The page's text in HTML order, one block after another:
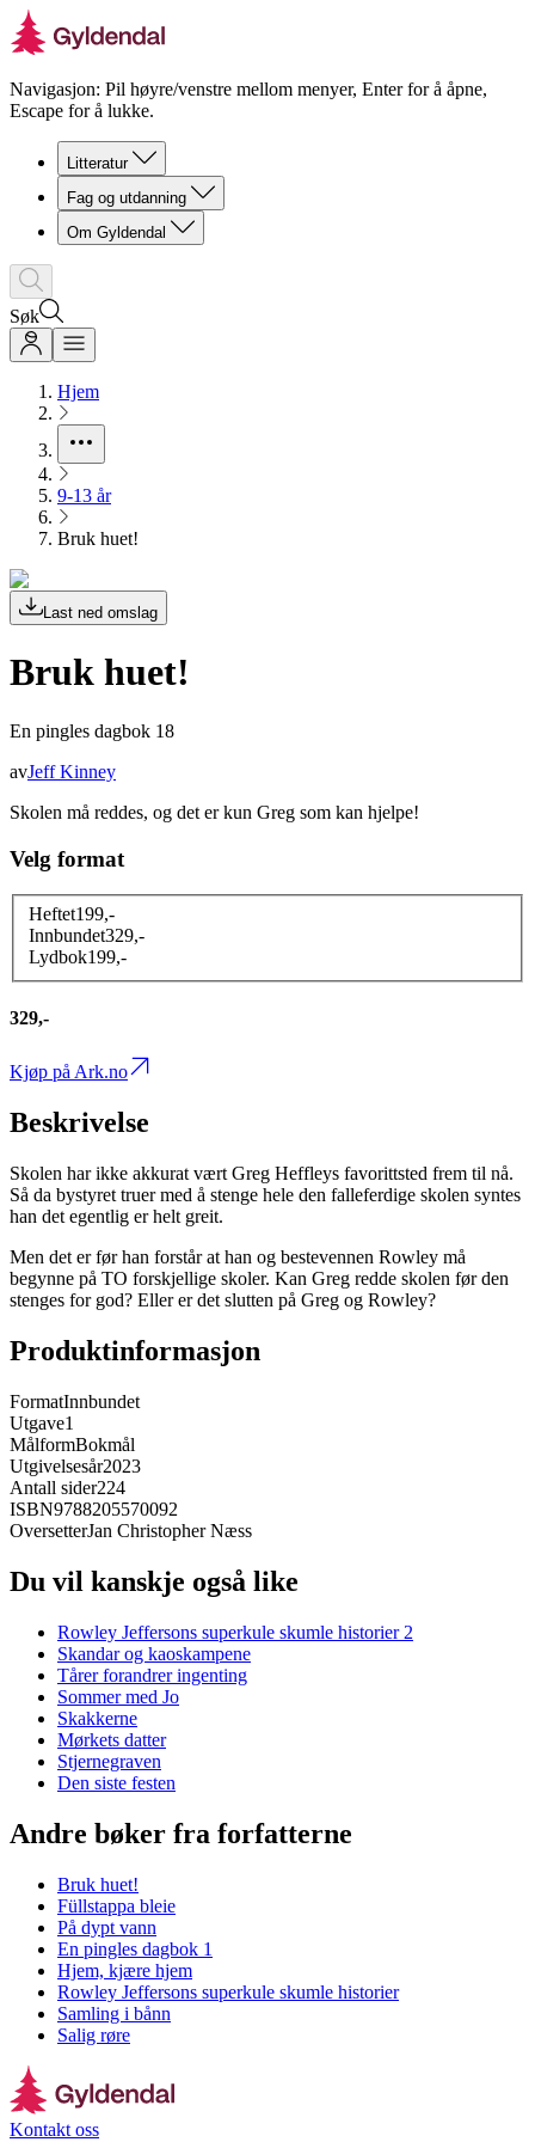
Navigasjon: Pil høyre/venstre mellom menyer, Enter for å åpne,
Escape for å lukke.
Litteratur
Fag og utdanning
Om Gyldendal
Søk
Hjem
9-13 år
Bruk huet!
Last ned omslag
Bruk huet!
En pingles dagbok 18
avJeff Kinney
Skolen må reddes, og det er kun Greg som kan hjelpe!
Velg format
Heftet199,-
Innbundet329,-
Lydbok199,-
329,-
Kjøp på Ark.no
Beskrivelse
Skolen har ikke akkurat vært Greg Heffleys favorittsted frem til nå.
Så da bystyret truer med å stenge hele den falleferdige skolen syntes
han det egentlig er helt greit.
Men det er før han forstår at han og bestevennen Rowley må
begynne på TO forskjellige skoler. Kan Greg redde skolen før den
stenges for god? Eller er det slutten på Greg og Rowley?
Produktinformasjon
FormatInnbundet
Utgave1
MålformBokmål
Utgivelsesår2023
Antall sider224
ISBN9788205570092
OversetterJan Christopher Næss
Du vil kanskje også like
Rowley Jeffersons superkule skumle historier 2
Skandar og kaoskampene
Tårer forandrer ingenting
Sommer med Jo
Skakkerne
Mørkets datter
Stjernegraven
Den siste festen
Andre bøker fra forfatterne
Bruk huet!
Füllstappa bleie
På dypt vann
En pingles dagbok 1
Hjem, kjære hjem
Rowley Jeffersons superkule skumle historier
Samling i bånn
Salig røre
Kontakt oss